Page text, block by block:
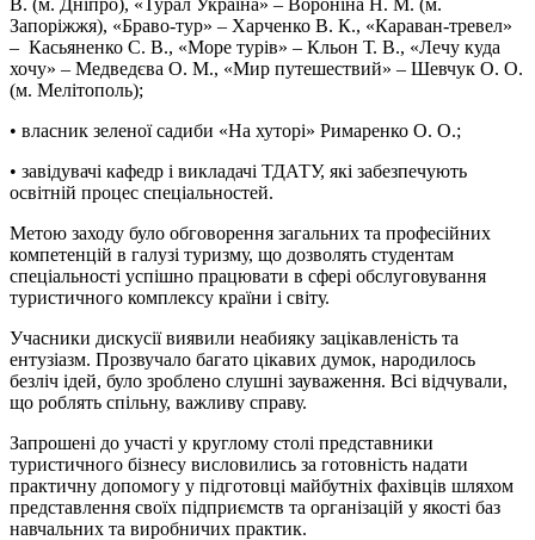
Запоріжжя), «Браво-тур» – Харченко В. К., «Караван-тревел»
– Касьяненко С. В., «Море турів» – Кльон Т. В., «Лечу куда
хочу» – Медведєва О. М., «Мир путешествий» – Шевчук О. О.
(м. Мелітополь);
• власник зеленої садиби «На хуторі» Римаренко О. О.;
• завідувачі кафедр і викладачі ТДАТУ, які забезпечують
освітній процес спеціальностей.
Метою заходу було обговорення загальних та професійних
компетенцій в галузі туризму, що дозволять студентам
спеціальності успішно працювати в сфері обслуговування
туристичного комплексу країни і світу.
Учасники дискусії виявили неабияку зацікавленість та
ентузіазм. Прозвучало багато цікавих думок, народилось
безліч ідей, було зроблено слушні зауваження. Всі відчували,
що роблять спільну, важливу справу.
Запрошені до участі у круглому столі представники
туристичного бізнесу висловились за готовність надати
практичну допомогу у підготовці майбутніх фахівців шляхом
представлення своїх підприємств та організацій у якості баз
навчальних та виробничих практик.